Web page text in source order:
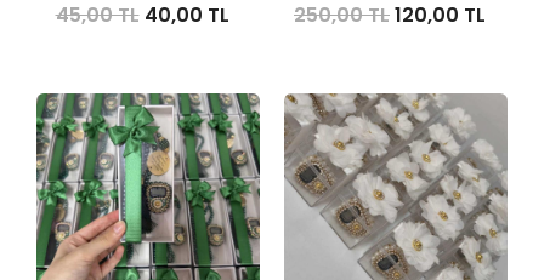
45,00 TL 40,00 TL 250,00 TL120,00 TL